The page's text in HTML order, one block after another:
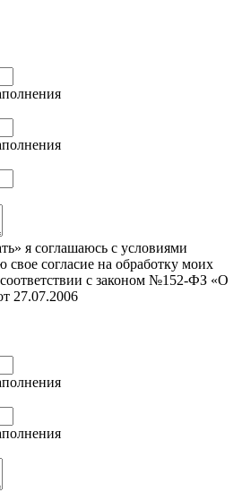
я соглашаюсь с условиями
свое согласие на обработку моих
с законом №152-ФЗ «О
27.07.2006